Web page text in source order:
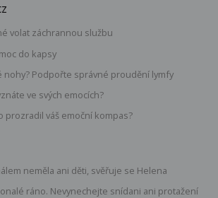
volat záchrannou službu
do kapsy
nohy? Podpořte správné proudění lymfy
ve svých emocích?
prozradil váš emoční kompas?
neměla ani děti, svěřuje se Helena
ráno. Nevynechejte snídani ani protažení